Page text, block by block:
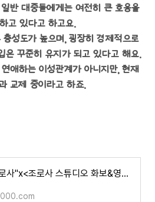
반 대중들에게는 여전히 큰 호응을
고 있다고 하고요.
성도가 높으며, 굉장히 경제적으로
은 꾸준히 유지가 되고 있다고 해요.
애하는 이성관계가 아니지만, 현재
교제 중이라고 하죠.
배우"조로사"x<조로사 스튜디오 화보&영상>&조로사가 살이 찌고 얼굴이 커졌다?! 그 외 소식